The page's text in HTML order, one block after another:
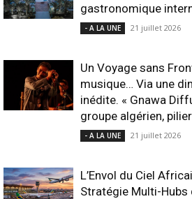
gastronomique
- A LA UNE 21 juillet 2026
Un Voyage sans
musique… Via une
inédite. « Gnawa
groupe algérien,
- A LA UNE 21 juillet 2026
L’Envol du Ciel
Stratégie Multi-Hubs